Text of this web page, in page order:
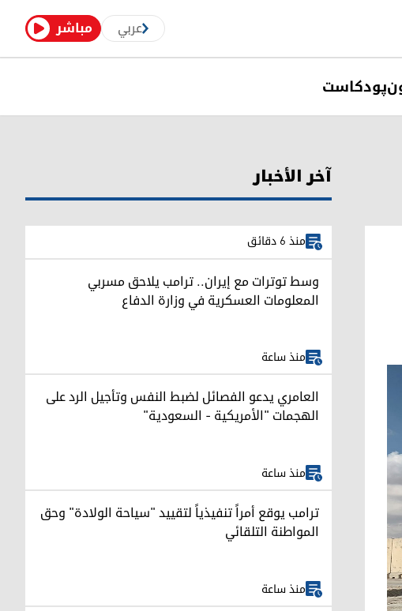
مباشر عربي
پودکاست
آخر الأخبار
منذ 6 دقائق
وسط توترات مع إيران.. ترامب يلاحق مسربي
المعلومات العسكرية في وزارة الدفاع
منذ ساعة
العامري يدعو الفصائل لضبط النفس وتأجيل الرد على
الهجمات "الأمريكية - السعودية"
منذ ساعة
ترامب يوقع أمراً تنفيذياً لتقييد "سياحة الولادة" وحق
المواطنة التلقائي
منذ ساعة